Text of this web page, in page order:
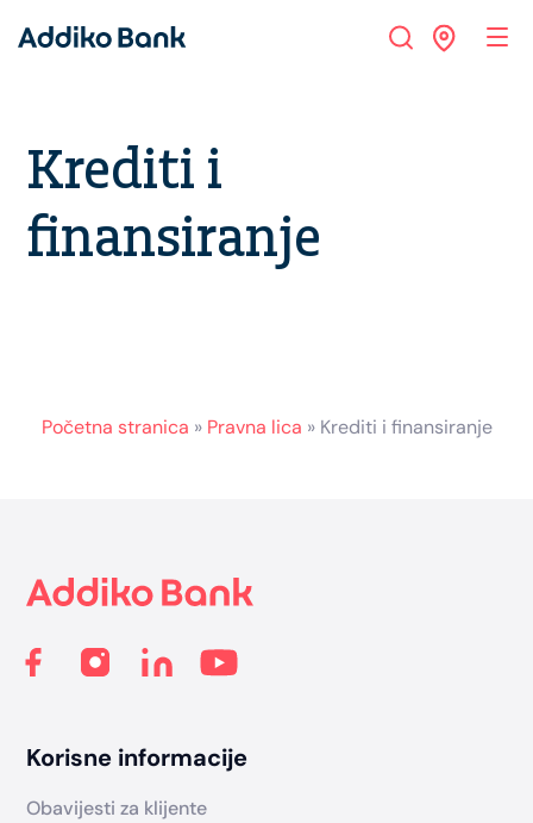
Krediti i
finansiranje
Početna stranica » Pravna lica » Krediti i finansiranje
Korisne informacije
Obavijesti za klijente